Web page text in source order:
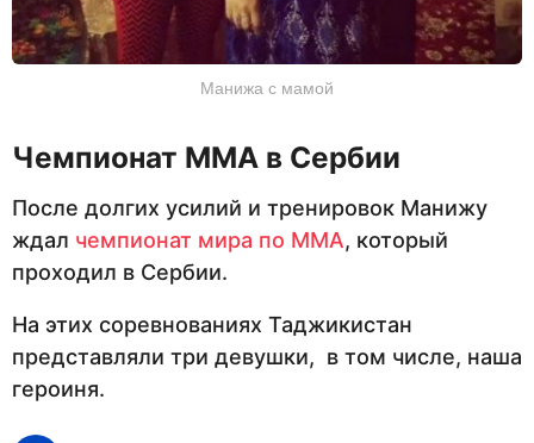
Манижа с мамой
Чемпионат ММА в Сербии
После долгих усилий и тренировок Манижу
ждал чемпионат мира по ММА, который
проходил в Сербии.
На этих соревнованиях Таджикистан
представляли три девушки, в том числе, наша
героиня.